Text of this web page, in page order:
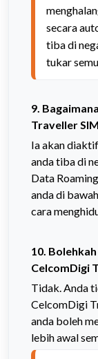
secara
tiba di
tukar
9.
Traveller
Ia akan
anda tiba di
Data
anda di
cara
10.
CelcomDigi
Tidak. Anda
CelcomDigi
anda boleh
lebih awal